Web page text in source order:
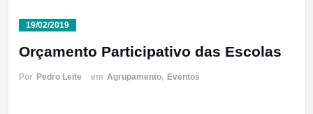
19/02/2019
Orçamento Participativo das Escolas
Por Pedro Leite em Agrupamento, Eventos